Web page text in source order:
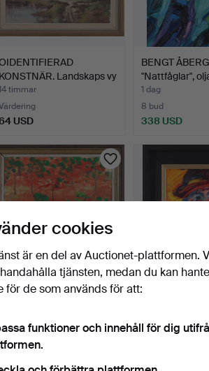
Landskaps vy
g…
timmar
USD
BENGT
"Nattfåglar",
si…
1 dag
8 bud
338 USD
GREIBER. "Rosa
USD
BENGT
cookies
är en del av Auctionet-plattformen.
tjänsten, medan du kan
för de som används för att:
funktioner och innehåll för dig